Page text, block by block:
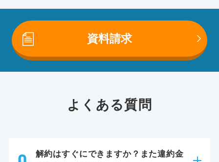
資料請求
よくある質問
解約はすぐにできますか？また違約金